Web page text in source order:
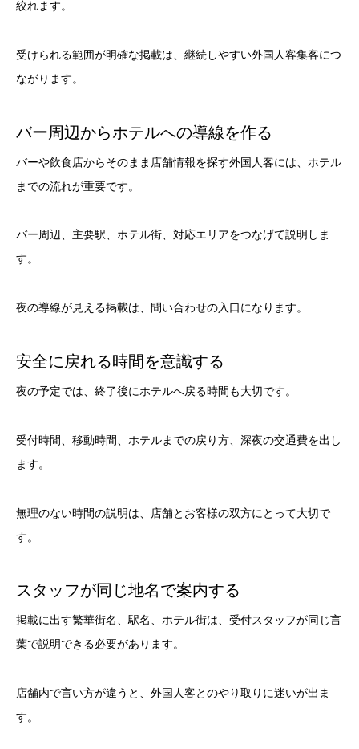
絞れます。
受けられる範囲が明確な掲載は、継続しやすい外国人客集客につ
ながります。
バー周辺からホテルへの導線を作る
バーや飲食店からそのまま店舗情報を探す外国人客には、ホテル
までの流れが重要です。
バー周辺、主要駅、ホテル街、対応エリアをつなげて説明しま
す。
夜の導線が見える掲載は、問い合わせの入口になります。
安全に戻れる時間を意識する
夜の予定では、終了後にホテルへ戻る時間も大切です。
受付時間、移動時間、ホテルまでの戻り方、深夜の交通費を出し
ます。
無理のない時間の説明は、店舗とお客様の双方にとって大切で
す。
スタッフが同じ地名で案内する
掲載に出す繁華街名、駅名、ホテル街は、受付スタッフが同じ言
葉で説明できる必要があります。
店舗内で言い方が違うと、外国人客とのやり取りに迷いが出ま
す。